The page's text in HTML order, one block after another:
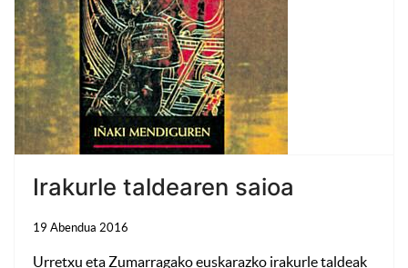
Irakurle taldearen saioa
19 Abendua 2016
Urretxu eta Zumarragako euskarazko irakurle taldeak